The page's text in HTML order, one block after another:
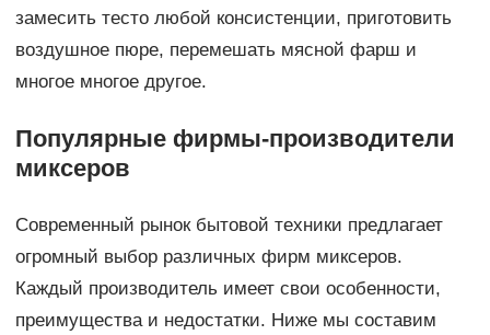
замесить тесто любой консистенции, приготовить
воздушное пюре, перемешать мясной фарш и
многое многое другое.
Популярные фирмы-производители
миксеров
Современный рынок бытовой техники предлагает
огромный выбор различных фирм миксеров.
Каждый производитель имеет свои особенности,
преимущества и недостатки. Ниже мы составим